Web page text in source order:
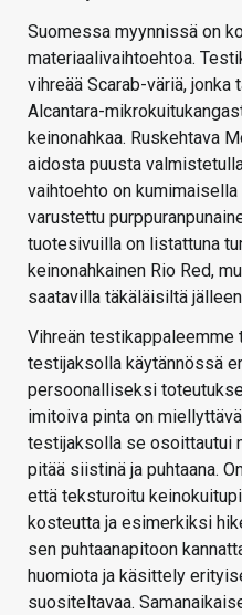
Suomessa myynnissä on
materiaalivaihtoehtoa.
vihreää Scarab-väriä,
Alcantara-
keinonahkaa. Ruskehtava
aidosta puusta
vaihtoehto on
varustettu
tuotesivuilla on listattuna
keinonahkainen Rio Red,
saatavilla täkäläisiltä
Vihreän testikappaleemme
testijaksolla käytännössä
persoonalliseksi
imitoiva pinta on
testijaksolla se osoittautui
pitää siistinä ja puhtaana.
että teksturoitu
kosteutta ja esimerkiksi
sen puhtaanapitoon
huomiota ja käsittely
suositeltavaa.